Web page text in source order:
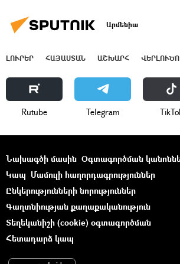
Արմենիա
ԼՈՒՐԵՐ ՀԱՅԱՍՏԱՆ ԱՇԽԱՐՀ
Rutube Telegram
Նախագծի մասին Օգտագործման
Կապ Մամուլի հաղորդագրություններ
Ընկերությունների նորություններ
Գաղտնիության քաղաքականություն
Տեղեկանիշի (cookie) օգտագործման
Հետադարձ կապ